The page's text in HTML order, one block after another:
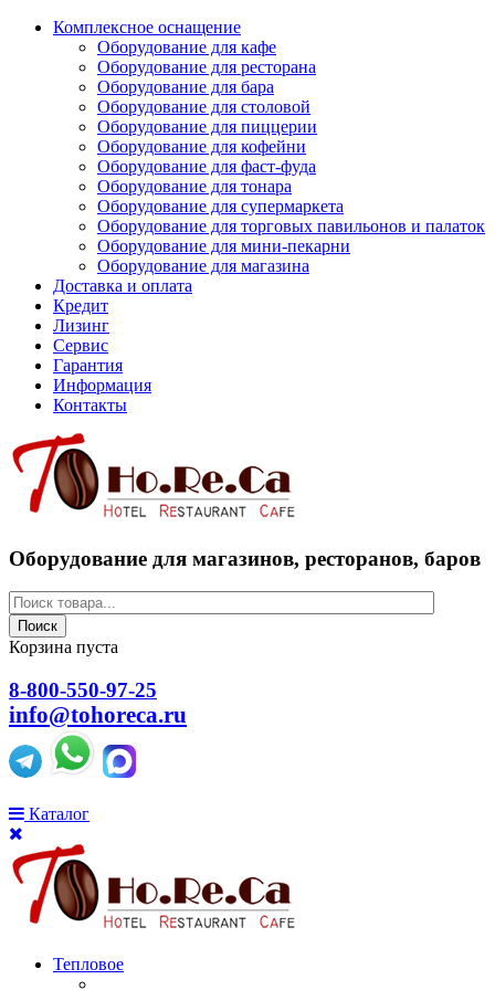
Комплексное оснащение
Оборудование для кафе
Оборудование для ресторана
Оборудование для бара
Оборудование для столовой
Оборудование для пиццерии
Оборудование для кофейни
Оборудование для фаст-фуда
Оборудование для тонара
Оборудование для супермаркета
Оборудование для торговых павильонов и палаток
Оборудование для мини-пекарни
Оборудование для магазина
Доставка и оплата
Кредит
Лизинг
Сервис
Гарантия
Информация
Контакты
Оборудование для магазинов, ресторанов, баров
Поиск
Корзина пуста
8-800-550-97-25
info@tohoreca.ru
Каталог
Тепловое